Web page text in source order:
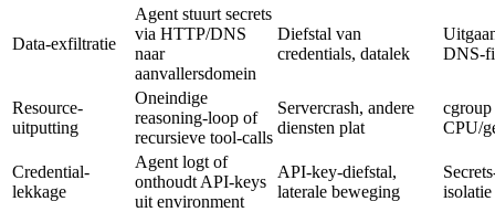
Data-exfiltratie
Agent stuurt secrets
via HTTP/DNS
naar
aanvallersdomein
Diefstal van
credentials, datalek
DNS-
Resource-
uitputting
Oneindige
reasoning-loop of
recursieve tool-calls
Servercrash, andere
diensten plat
cgroup
CPU/
Credential-
lekkage
Agent logt of
onthoudt API-keys
uit environment
API-key-diefstal,
laterale beweging
isolatie